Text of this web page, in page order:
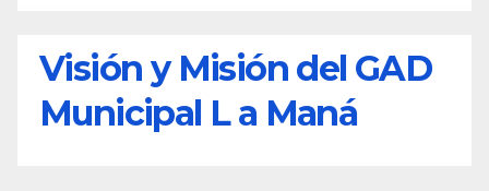
Visión y Misión del GAD
Municipal L a Maná